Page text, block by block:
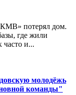
потерял дом.
где жили
и...
молодёжь
команды"